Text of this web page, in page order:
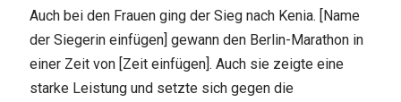
Auch bei den Frauen ging der Sieg nach Kenia. [Name
der Siegerin einfügen] gewann den Berlin-Marathon in
einer Zeit von [Zeit einfügen]. Auch sie zeigte eine
starke Leistung und setzte sich gegen die